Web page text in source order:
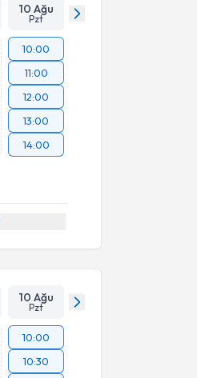
10 Ağu
Pzt
10:00
11:00
12:00
13:00
14:00
10 Ağu
Pzt
10:00
10:30